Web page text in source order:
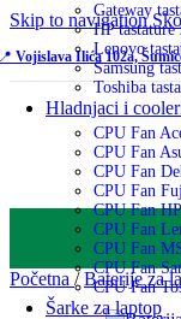
Skip to navigation
Vojislava Ilića 102a,
Gateway
HP tastature
Lenovo
Samsung
Toshiba
Hladnjaci i
CPU Fan
CPU Fan
CPU Fan
CPU Fan
CPU Fan HP
CPU Fan
CPU Fan
CPU Fan
CPU Fan
Šarke za laptop
Početna / Baterije za